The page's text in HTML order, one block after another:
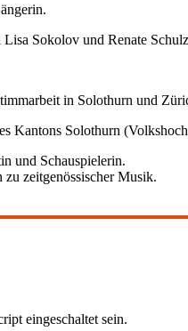
Sokolov und Renate
in Solothurn und
Kantons Solothurn
und Schauspielerin.
zeitgenössischer Musik.
eingeschaltet sein.